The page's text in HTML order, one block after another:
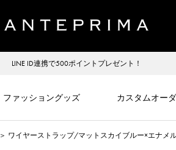
LINE ID連携で500ポイントプレゼント！
ファッショングッズ カスタムオー
＞ ワイヤーストラップ/マットスカイブルー×エナメ